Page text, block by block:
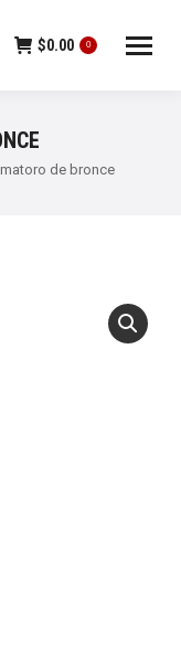
$0.00 0
de bronce